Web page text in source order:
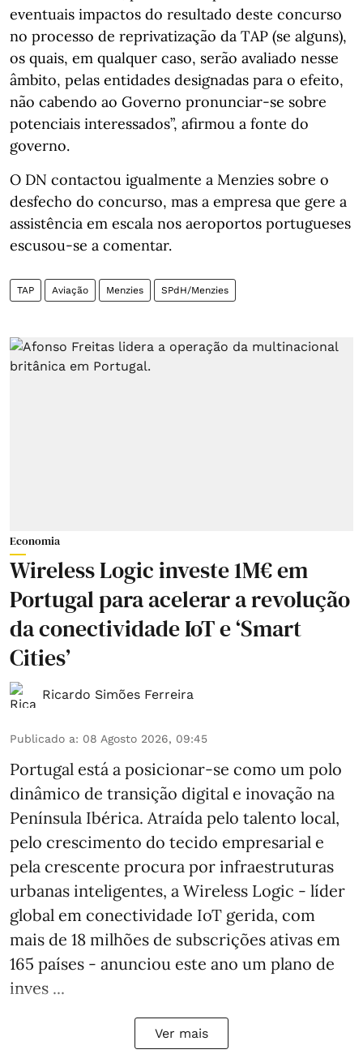
eventuais impactos do resultado deste concurso
no processo de reprivatização da TAP (se alguns),
os quais, em qualquer caso, serão avaliado nesse
âmbito, pelas entidades designadas para o efeito,
não cabendo ao Governo pronunciar-se sobre
potenciais interessados”, afirmou a fonte do
governo.
O DN contactou igualmente a Menzies sobre o
desfecho do concurso, mas a empresa que gere a
assistência em escala nos aeroportos portugueses
escusou-se a comentar.
TAP Aviação Menzies SPdH/Menzies
Economia
Wireless Logic investe 1M€ em
Portugal para acelerar a revolução
da conectividade IoT e ‘Smart
Cities’
Ricardo Simões Ferreira
Publicado a: 08 Agosto 2026, 09:45
Portugal está a posicionar-se como um polo
dinâmico de transição digital e inovação na
Península Ibérica. Atraída pelo talento local,
pelo crescimento do tecido empresarial e
pela crescente procura por infraestruturas
urbanas inteligentes, a Wireless Logic - líder
global em conectividade IoT gerida, com
mais de 18 milhões de subscrições ativas em
165 países - anunciou este ano um plano de
inves ...
Ver mais